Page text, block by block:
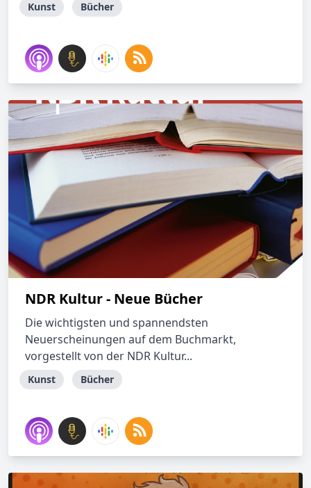
Kunst Bücher
NDR Kultur - Neue Bücher
Die wichtigsten und spannendsten
Neuerscheinungen auf dem Buchmarkt,
vorgestellt von der NDR Kultur...
Kunst Bücher